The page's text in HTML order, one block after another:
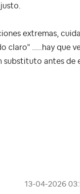
extremas,
claro" .....hay que
antes de
‎13-04-2026